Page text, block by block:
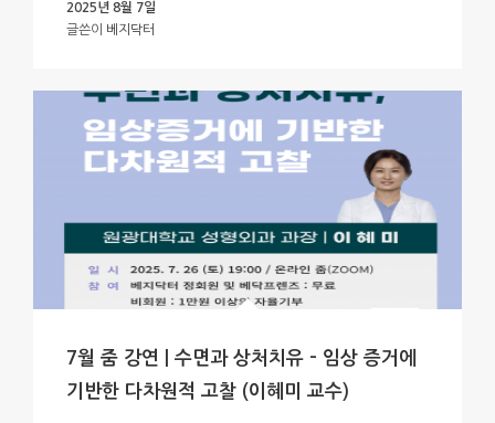
2025년 8월 7일
글쓴이 베지닥터
7월 줌 강연 | 수면과 상처치유 – 임상 증거에
기반한 다차원적 고찰 (이혜미 교수)